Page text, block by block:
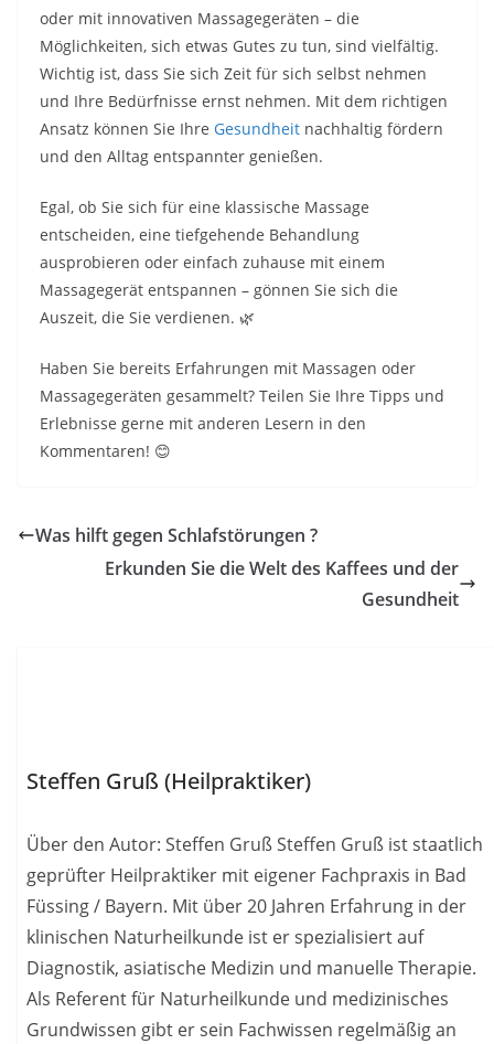
oder mit innovativen Massagegeräten – die
Möglichkeiten, sich etwas Gutes zu tun, sind vielfältig.
Wichtig ist, dass Sie sich Zeit für sich selbst nehmen
und Ihre Bedürfnisse ernst nehmen. Mit dem richtigen
Ansatz können Sie Ihre Gesundheit nachhaltig fördern
und den Alltag entspannter genießen.
Egal, ob Sie sich für eine klassische Massage
entscheiden, eine tiefgehende Behandlung
ausprobieren oder einfach zuhause mit einem
Massagegerät entspannen – gönnen Sie sich die
Auszeit, die Sie verdienen. 🌿
Haben Sie bereits Erfahrungen mit Massagen oder
Massagegeräten gesammelt? Teilen Sie Ihre Tipps und
Erlebnisse gerne mit anderen Lesern in den
Kommentaren! 😊
Was hilft gegen Schlafstörungen ?
Erkunden Sie die Welt des Kaffees und der
Gesundheit
Steffen Gruß (Heilpraktiker)
Über den Autor: Steffen Gruß Steffen Gruß ist staatlich
geprüfter Heilpraktiker mit eigener Fachpraxis in Bad
Füssing / Bayern. Mit über 20 Jahren Erfahrung in der
klinischen Naturheilkunde ist er spezialisiert auf
Diagnostik, asiatische Medizin und manuelle Therapie.
Als Referent für Naturheilkunde und medizinisches
Grundwissen gibt er sein Fachwissen regelmäßig an